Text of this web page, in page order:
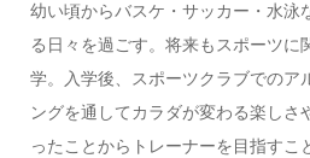
幼い頃からバスケ・サッカー・水泳
る日々を過ごす。将来もスポーツに
学。入学後、スポーツクラブでのア
ングを通してカラダが変わる楽しさ
ったことからトレーナーを目指すこ